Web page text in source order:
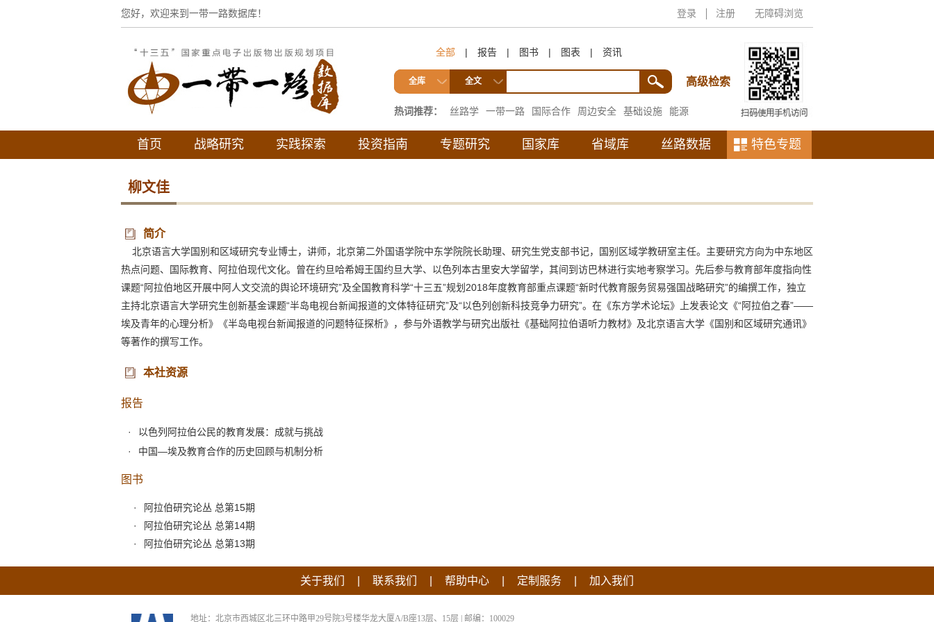
登录 注册 无障碍浏览
您好，欢迎来到一带一路数据库！
全部 | 报告 | 图书 | 图表 | 资讯
全库 全文 高级检索
热词推荐： 丝路学 一带一路 国际合作 周边安全 基础设施
能源
互联互通
首页 战略研究 实践探索 投资指南 专题研究 国家库 省域库 丝路数据 特色专题
柳文佳
简介
北京语言大学国别和区域研究专业博士，讲师，北京第二外国语学院中东学院院长助理、研究生党支部书记，国别区域学教研室主任。主要研究方向为中东地区
热点问题、国际教育、阿拉伯现代文化。曾在约旦哈希姆王国约旦大学、以色列本古里安大学留学，其间到访巴林进行实地考察学习。先后参与教育部年度指向性
课题“阿拉伯地区开展中阿人文交流的舆论环境研究”及全国教育科学“十三五”规划2018年度教育部重点课题“新时代教育服务贸易强国战略研究”的编撰工作，独立
主持北京语言大学研究生创新基金课题“半岛电视台新闻报道的文体特征研究”及“以色列创新科技竞争力研究”。在《东方学术论坛》上发表论文《“阿拉伯之春”——
埃及青年的心理分析》《半岛电视台新闻报道的问题特征探析》，参与外语教学与研究出版社《基础阿拉伯语听力教材》及北京语言大学《国别和区域研究通讯》
等著作的撰写工作。
本社资源
报告
以色列阿拉伯公民的教育发展：成就与挑战
中国—埃及教育合作的历史回顾与机制分析
图书
阿拉伯研究论丛 总第15期
阿拉伯研究论丛 总第14期
阿拉伯研究论丛 总第13期
关于我们 联系我们 帮助中心 定制服务 加入我们
地址：北京市西城区北三环中路甲29号院3号楼华龙大厦A/B座13层、15层 | 邮编：100029